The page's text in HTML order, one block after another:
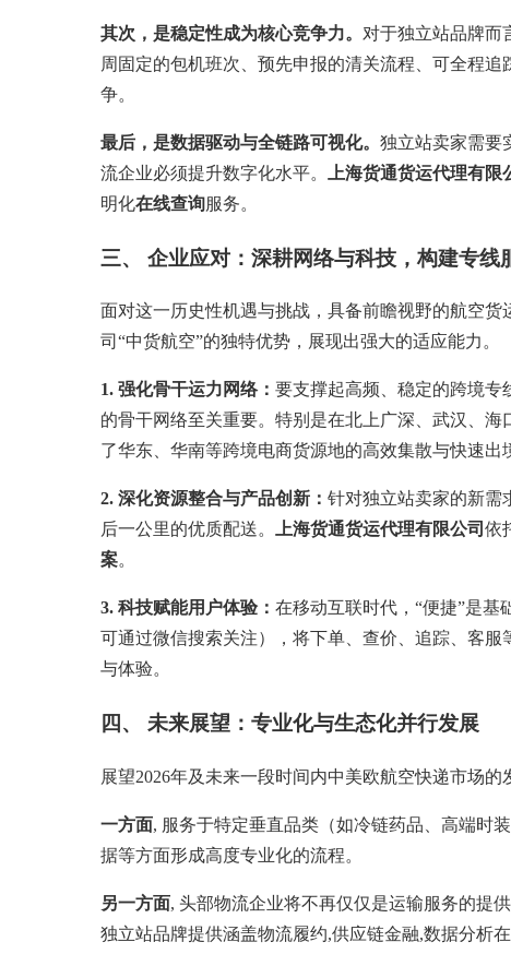
其次，是稳定性成为核心竞争力。 对于独立站品牌而
周固定的包机班次、预先申报的清关流程、可全程
争。
最后，是数据驱动与全链路可视化。 独立站卖家需要
流企业必须提升数字化水平。
上海货通货运代理有限
明化在线查询服务。
三、 企业应对：深耕网络与科技，构建专线
面对这一历史性机遇与挑战，具备前瞻视野的航空货
司“中货航空”的独特优势，展现出强大的适应能力。
1. 强化骨干运力网络： 要支撑起高频、稳定的跨境专
的骨干网络至关重要。特别是在北上广深、武汉、海
了华东、华南等跨境电商货源地的高效集散与快速出
2. 深化资源整合与产品创新： 针对独立站卖家的新需
后一公里的优质配送。
上海货通货运代理有限公司 依
案。
3. 科技赋能用户体验： 在移动互联时代，“便捷”是基
可通过微信搜索关注），将下单、查价、追踪、客
与体验。
四、 未来展望：专业化与生态化并行发展
展望2026年及未来一段时间内中美欧航空快递市场的
一方面, 服务于特定垂直品类（如冷链药品、高端时
据等方面形成高度专业化的流程。
另一方面, 头部物流企业将不再仅仅是运输服务的提
独立站品牌提供涵盖物流履约,供应链金融,数据分析